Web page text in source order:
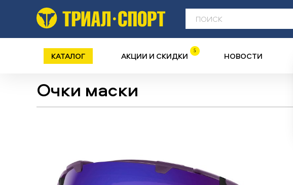
КАТАЛОГ АКЦИИ И СКИДКИ 5 НОВОСТИ
Очки маски